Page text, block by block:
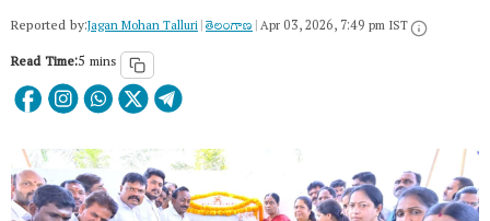
Reported by:Jagan Mohan Talluri|తెలంగాణ‌|Apr 03, 2026, 7:49 pm IST
Read Time:5 mins